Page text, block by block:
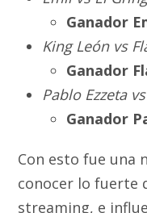
Ganador
King León vs
Ganador
Pablo Ezzeta
Ganador
Con esto fue una
conocer lo fuerte
streaming, e